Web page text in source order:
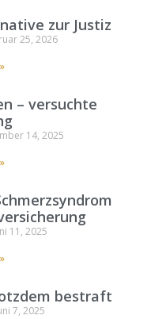
zur Justiz
25, 2026
– versuchte
14, 2025
11, 2025
bestraft
7, 2025